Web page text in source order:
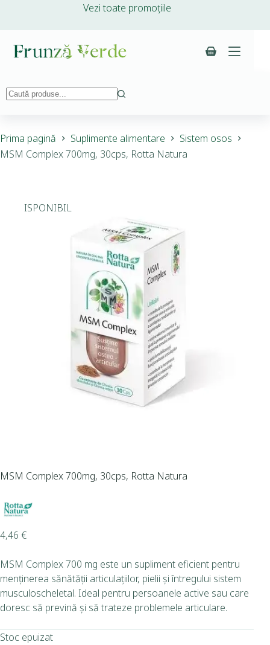
Vezi toate promoțiile
Prima pagină Suplimente alimentare
Sistem osos
MSM Complex 700mg, 30cps, Rotta Natura
INDISPONIBIL
MSM Complex 700mg, 30cps, Rotta Natura
4,46 €
MSM Complex 700 mg este un supliment eficient pentru
menținerea sănătății articulațiilor, pielii și întregului sistem
musculoscheletal. Ideal pentru persoanele active sau care
doresc să prevină și să trateze problemele articulare.
Stoc epuizat